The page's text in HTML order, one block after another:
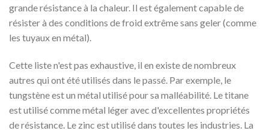
grande résistance à la chaleur. Il est également capable de
résister à des conditions de froid extrême sans geler (comme
les tuyaux en métal).
Cette liste n'est pas exhaustive, il en existe de nombreux
autres qui ont été utilisés dans le passé. Par exemple, le
tungstène est un métal utilisé pour sa malléabilité. Le titane
est utilisé comme métal léger avec d'excellentes propriétés
de résistance. Le zinc est utilisé dans toutes les industries. La